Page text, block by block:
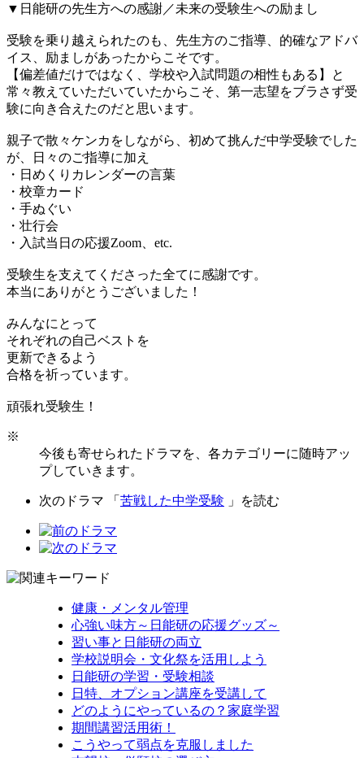
▼日能研の先生方への感謝／未来の受験生への励まし
受験を乗り越えられたのも、先生方のご指導、的確なアドバ
イス、励ましがあったからこそです。
【偏差値だけではなく、学校や入試問題の相性もある】と
常々教えていただいていたからこそ、第一志望をブラさず受
験に向き合えたのだと思います。
親子で散々ケンカをしながら、初めて挑んだ中学受験でした
が、日々のご指導に加え
・日めくりカレンダーの言葉
・校章カード
・手ぬぐい
・壮行会
・入試当日の応援Zoom、etc.
受験生を支えてくださった全てに感謝です。
本当にありがとうございました！
みんなにとって
それぞれの自己ベストを
更新できるよう
合格を祈っています。
頑張れ受験生！
※
今後も寄せられたドラマを、各カテゴリーに随時アッ
プしていきます。
次のドラマ 「 苦戦した中学受験 」を読む
健康・メンタル管理
心強い味方～日能研の応援グッズ～
習い事と日能研の両立
学校説明会・文化祭を活用しよう
日能研の学習・受験相談
日特、オプション講座を受講して
どのようにやっているの？家庭学習
期間講習活用術！
こうやって弱点を克服しました